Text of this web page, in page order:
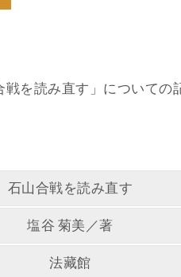
を読み直す」についての
石山合戦を読み直す
塩谷 菊美／著
法藏館